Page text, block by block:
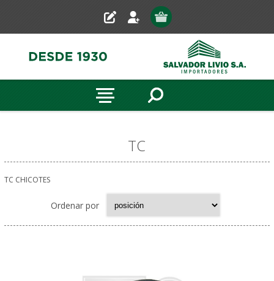
TC
TC CHICOTES
Ordenar por